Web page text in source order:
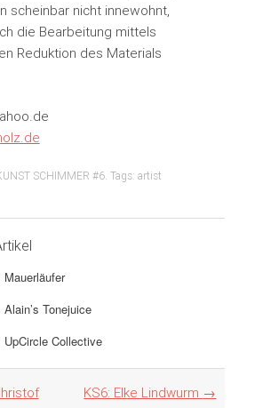
scheinbar nicht innewohnt,
die Bearbeitung mittels
Reduktion des Materials
SCHIMMER #6. Tags: artist
Mauerläufer
Alain’s Tonejuice
UpCircle Collective
KS6: Elke Lindwurm →